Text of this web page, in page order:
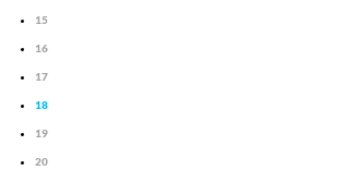
15
16
17
18
19
20